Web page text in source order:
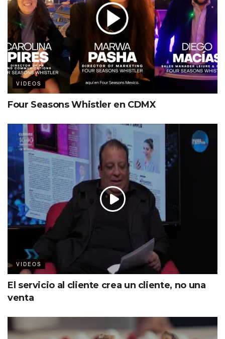
VIDEOS
Four Seasons Whistler en CDMX
VIDEOS
El servicio al cliente crea un cliente, no una
venta